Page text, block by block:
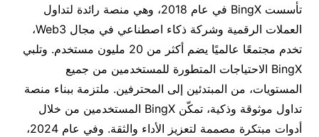
تأسست BingX في عام 2018، وهي منصة رائدة لتداول
العملات الرقمية وشركة ذكاء اصطناعي في مجال Web3،
تخدم مجتمعًا عالميًا يضم أكثر من 20 مليون مستخدم. وتلبي
BingX الاحتياجات المتطورة للمستخدمين من جميع
المستويات، من المبتدئين إلى المحترفين. ملتزمة ببناء منصة
تداول موثوقة وذكية، تمكّن BingX المستخدمين من خلال
أدوات مبتكرة مصممة لتعزيز الأداء والثقة. وفي عام 2024،